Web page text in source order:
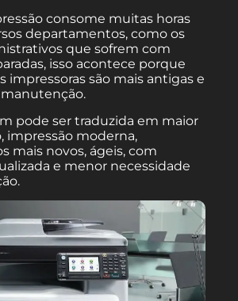
consome muitas horas
departamentos, como os
que sofrem com
isso acontece porque
impressoras são mais antigas e
pode ser traduzida em maior
impressão moderna,
mais novos, ágeis, com
e menor necessidade